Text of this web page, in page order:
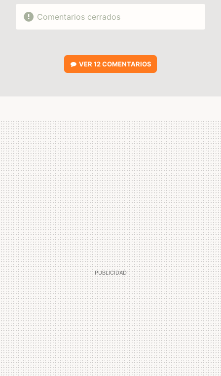
Comentarios cerrados
VER12 COMENTARIOS